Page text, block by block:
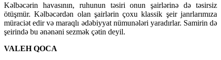
Kəlbəcərin havasının, ruhunun təsiri onun şairlərinə də təsirsiz
ötüşmür. Kəlbəcərdən olan şairlərin çoxu klassik şeir janrlarımıza
müraciət edir və maraqlı ədəbiyyat nümunələri yaradırlar. Samirin də
şeirində bu ənənəni sezmək çətin deyil.
VALEH QOCA